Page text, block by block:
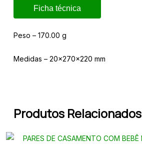
Ficha técnica
Peso – 170.00 g
Medidas – 20x270x220 mm
Produtos Relacionados